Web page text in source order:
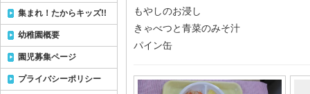
もやしのお浸し
きゃべつと青菜のみそ汁
パイン缶
集まれ！たからキッズ!!
幼稚園概要
園児募集ページ
プライバシーポリシー